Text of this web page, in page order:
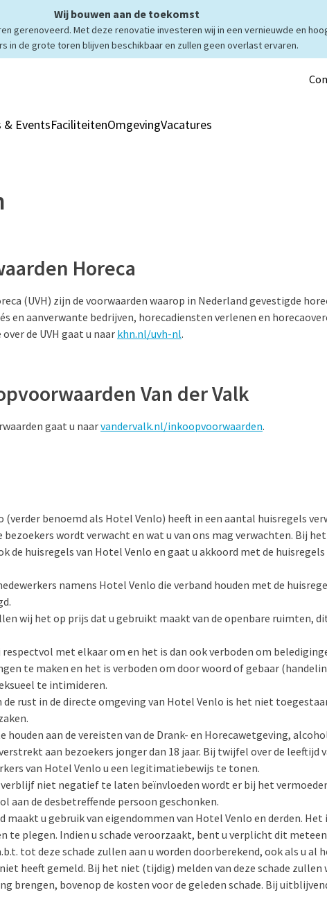
Wij bouwen aan de toekomst
gerenoveerd. Met deze renovatie investeren wij in een vernieuwde en
in de grote toren blijven beschikbaar en zullen geen overlast ervaren.
& EventsFaciliteitenOmgevingVacatures
Horeca
(UVH) zijn de voorwaarden waarop in Nederland gevestigde
en aanverwante bedrijven, horecadiensten verlenen en
de UVH gaat u naarkhn.nl/uvh-nl.
Van der Valk
gaat u naarvandervalk.nl/inkoopvoorwaarden.
(verder benoemd als Hotel Venlo) heeft in een aantal huisregels
bezoekers wordt verwacht en wat u van ons mag verwachten. Bij
de huisregels van Hotel Venlo en gaat u akkoord met de
namens Hotel Venlo die verband houden met de
wij het op prijs dat u gebruikt maakt van de openbare ruimten,
met elkaar om en het is dan ook verboden om
te maken en het is verboden om door woord of gebaar
te intimideren.
de rust in de directe omgeving van Hotel Venlo is het niet
houden aan de vereisten van de Drank- en Horecawetgeving,
aan bezoekers jonger dan 18 jaar. Bij twijfel over de leeftijd
van Hotel Venlo u een legitimatiebewijs te tonen.
niet negatief te laten beïnvloeden wordt er bij het
aan de desbetreffende persoon geschonken.
maakt u gebruik van eigendommen van Hotel Venlo en derden. Het
te plegen. Indien u schade veroorzaakt, bent u verplicht dit
tot deze schade zullen aan u worden doorberekend, ook als u al
heeft gemeld. Bij het niet (tijdig) melden van deze schade zullen
brengen, bovenop de kosten voor de geleden schade. Bij